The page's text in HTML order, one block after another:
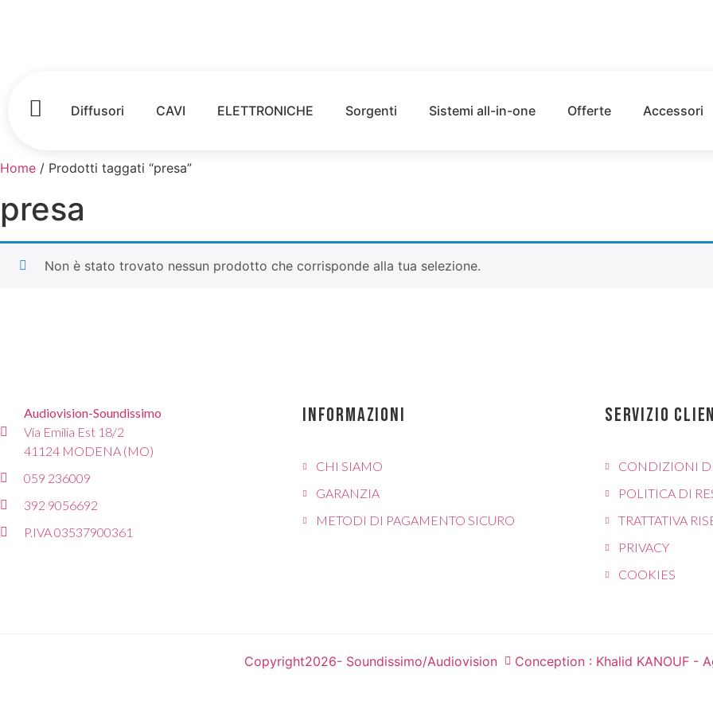
Diffusori CAVI ELETTRONICHE Sorgenti Sistemi all-in-one Offerte Accessori
Home / Prodotti taggati “presa”
presa
Non è stato trovato nessun prodotto che corrisponde alla tua selezione.
Audiovision-Soundissimo
Via Emilia Est 18/2
41124 MODENA (MO)
059 236009
392 9056692
P.IVA 03537900361
INFORMAZIONI
CHI SIAMO
GARANZIA
METODI DI PAGAMENTO SICURO
SERVIZIO
CONDIZIONI
POLITICA DI
TRATTATIVA
PRIVACY
COOKIES
Copyright2026- Soundissimo/Audiovision Conception : Khalid KANOUF -